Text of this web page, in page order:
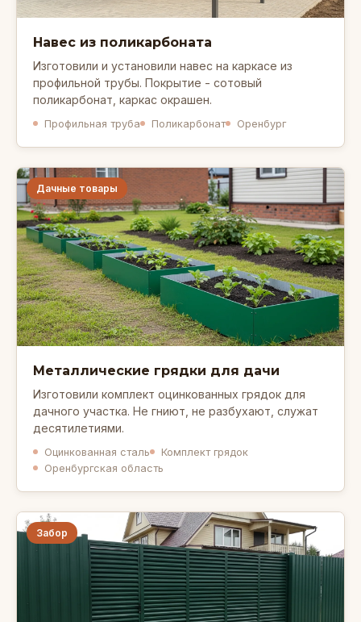
Навес из поликарбоната
Изготовили и установили навес на каркасе из
профильной трубы. Покрытие - сотовый
поликарбонат, каркас окрашен.
Профильная труба Поликарбонат Оренбург
Дачные товары
Металлические грядки для дачи
Изготовили комплект оцинкованных грядок для
дачного участка. Не гниют, не разбухают, служат
десятилетиями.
Оцинкованная сталь
Комплект грядок
Оренбургская область
Забор